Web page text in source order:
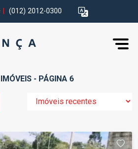
(012) 2012-0300
- PÁGINA 6